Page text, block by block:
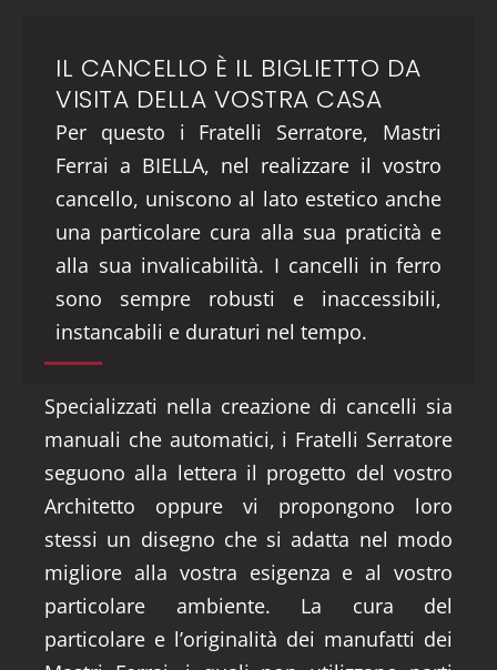
IL CANCELLO È IL BIGLIETTO DA
VISITA DELLA VOSTRA CASA
Per questo i Fratelli Serratore, Mastri
Ferrai a BIELLA, nel realizzare il vostro
cancello, uniscono al lato estetico anche
una particolare cura alla sua praticità e
alla sua invalicabilità. I cancelli in ferro
sono sempre robusti e inaccessibili,
instancabili e duraturi nel tempo.
Specializzati nella creazione di cancelli sia
manuali che automatici, i Fratelli Serratore
seguono alla lettera il progetto del vostro
Architetto oppure vi propongono loro
stessi un disegno che si adatta nel modo
migliore alla vostra esigenza e al vostro
particolare ambiente. La cura del
particolare e l’originalità dei manufatti dei